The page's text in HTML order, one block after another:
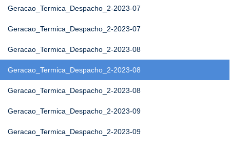
Geracao_Termica_Despacho_2-2023-07
Geracao_Termica_Despacho_2-2023-07
Geracao_Termica_Despacho_2-2023-08
Geracao_Termica_Despacho_2-2023-08
Geracao_Termica_Despacho_2-2023-08
Geracao_Termica_Despacho_2-2023-09
Geracao_Termica_Despacho_2-2023-09